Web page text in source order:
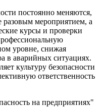
постоянно меняются,
мероприятием, а
курсы и проверки
уровне, снижая
в аварийных ситуациях.
культуру безопасности
ответственность
на предприятиях"